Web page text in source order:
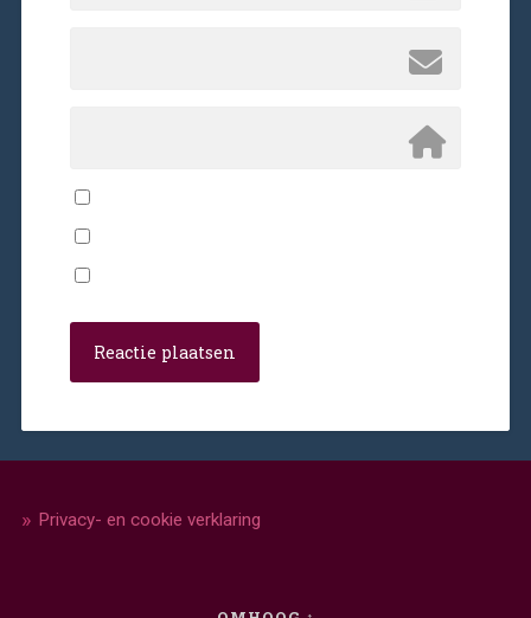
Privacy- en cookie verklaring